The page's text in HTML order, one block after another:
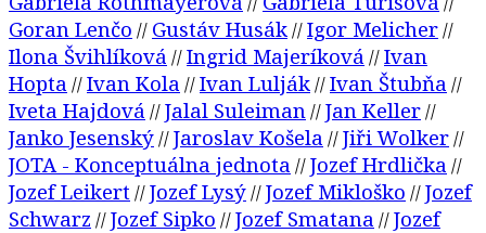
Goran Lenčo // Gustáv Husák//Igor Melicher//
Ilona Švihlíková //Ingrid Majeríková //Ivan
Hopta //Ivan Kola //Ivan Lulják//Ivan Štubňa //
Iveta Hajdová //Jalal Suleiman //Jan Keller//
Janko Jesenský//Jaroslav Košela //Jiři Wolker//
JOTA - Konceptuálna jednota //Jozef Hrdlička //
Jozef Leikert //Jozef Lysý//Jozef Mikloško //Jozef
Schwarz //Jozef Sipko //Jozef Smatana //Jozef